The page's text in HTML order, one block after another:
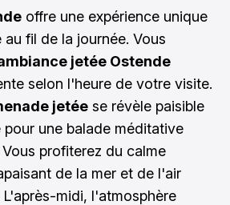
offre une expérience unique
fil de la journée. Vous
jetée Ostende
selon l'heure de votre visite.
jetée se révèle paisible
une balade méditative
profiterez du calme
de la mer et de l'air
midi, l'atmosphère